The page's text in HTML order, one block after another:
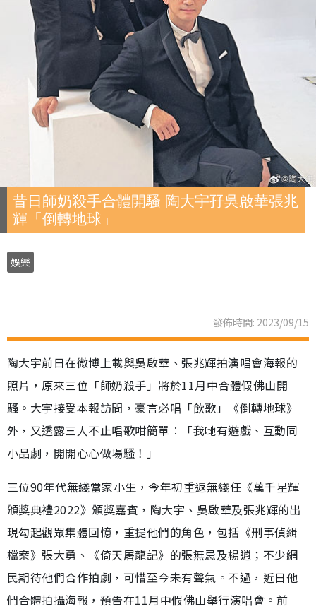
昔日師奶殺手合體開騷 陶大宇孖吳啟華張兆
輝「倒轉地球」
娛樂
發佈時間: 2023/09/15
陶大宇前日在微博上載與吳啟華、張兆輝拍演唱會海報的
照片，原來三位「師奶殺手」將於11月中合體假佛山開
騷。大宇接受本報訪問，豪言必唱「飲歌」《倒轉地球》
外，又透露三人不止唱歌咁簡單︰「我哋有遊戲、互動同
小品劇，開開心心做場騷！」
三位90年代無綫當家小生，今年初重返無綫任《萬千星輝
頒獎典禮2022》頒獎嘉賓，陶大宇、吳啟華及張兆輝的出
現勾起觀眾集體回憶，重提他們的角色，包括《刑事偵緝
檔案》張大勇、《倚天屠龍記》的張無忌及楊逍；不少網
民期待他們合作拍劇，可惜至今未有聲氣。不過，近日他
們合體拍攝海報，預告在11月中假佛山舉行演唱會。前